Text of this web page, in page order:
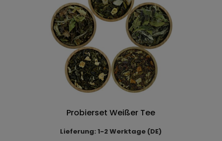
Probierset Weißer Tee
Lieferung: 1-2 Werktage (DE)